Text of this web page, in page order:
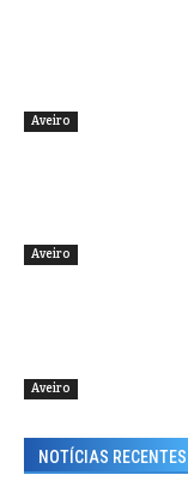
Aveiro
Aveiro
Aveiro
NOTÍCIAS RECENTES